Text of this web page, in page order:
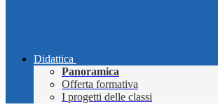
Didattica
Panoramica
Offerta formativa
I progetti delle classi